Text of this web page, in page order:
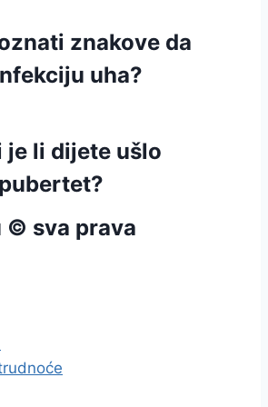
znakove da
uha?
je li dijete ušlo
© sva prava